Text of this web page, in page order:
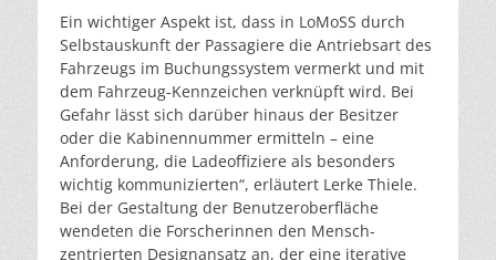
Ein wichtiger Aspekt ist, dass in LoMoSS durch
Selbstauskunft der Passagiere die Antriebsart des
Fahrzeugs im Buchungssystem vermerkt und mit
dem Fahrzeug-Kennzeichen verknüpft wird. Bei
Gefahr lässt sich darüber hinaus der Besitzer
oder die Kabinennummer ermitteln – eine
Anforderung, die Ladeoffiziere als besonders
wichtig kommunizierten“, erläutert Lerke Thiele.
Bei der Gestaltung der Benutzeroberfläche
wendeten die Forscherinnen den Mensch-
zentrierten Designansatz an, der eine iterative